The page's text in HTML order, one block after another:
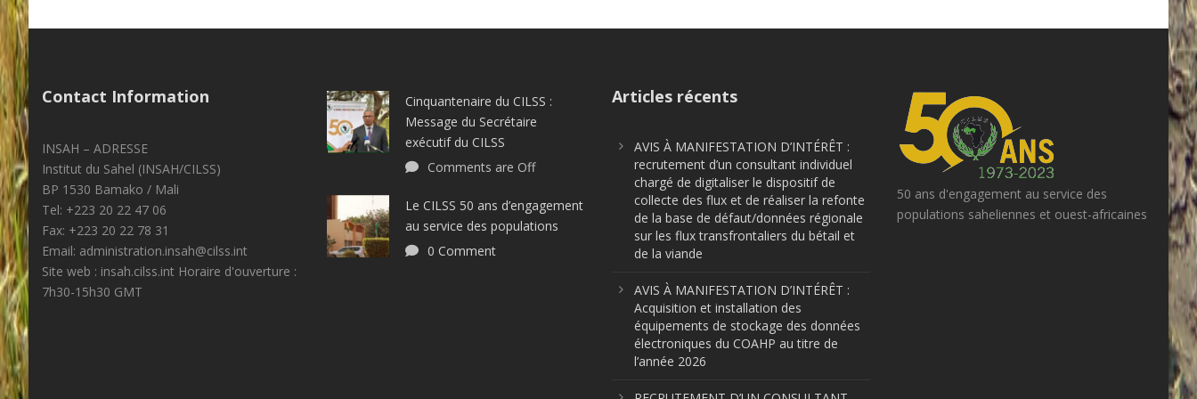
Contact Information
INSAH – ADRESSE
Institut du Sahel (INSAH/CILSS)
BP 1530 Bamako / Mali
Tel: +223 20 22 47 06
Fax: +223 20 22 78 31
Email: administration.insah@cilss.int
Site web : insah.cilss.int Horaire d'ouverture :
7h30-15h30 GMT
Cinquantenaire du CILSS :
Message du Secrétaire
exécutif du CILSS
Comments are Off
Le CILSS 50 ans d’engagement
au service des populations
0 Comment
Articles récents
AVIS À MANIFESTATION D’INTÉRÊT :
recrutement d’un consultant individuel
chargé de digitaliser le dispositif de
collecte des flux et de réaliser la refonte
de la base de défaut/données régionale
sur les flux transfrontaliers du bétail et
de la viande
AVIS À MANIFESTATION D’INTÉRÊT :
Acquisition et installation des
équipements de stockage des données
électroniques du COAHP au titre de
l’année 2026
50 ans d'engagement au service des
populations saheliennes et ouest-africaines